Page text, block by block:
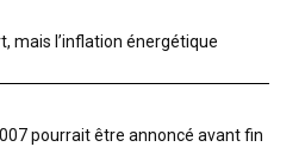
mais l’inflation énergétique
pourrait être annoncé avant fin